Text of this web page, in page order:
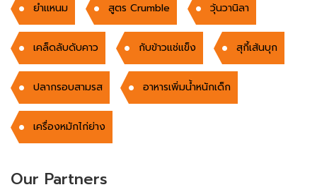
ยำเเหนม สูตร Crumble วุ้นวานิลา
เคล็ดลับดับคาว กับข้าวแช่แข็ง สุกี้เส้นบุก
ปลากรอบสามรส อาหารเพิ่มน้ำหนักเด็ก
เครื่องหมักไก่ย่าง
Our Partners